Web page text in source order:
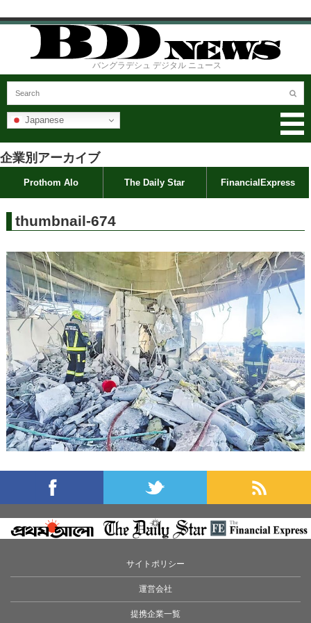
バングラデシュ デジタル ニュース
Japanese
企業別アーカイブ
Prothom Alo The Daily Star FinancialExpress
thumbnail-674
サイトポリシー
運営会社
提携企業一覧